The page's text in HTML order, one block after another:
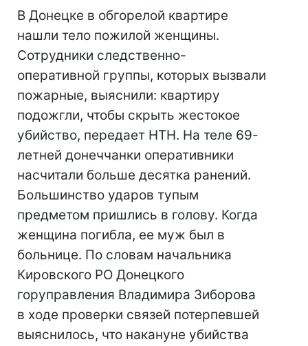
В Донецке в обгорелой квартире
нашли тело пожилой женщины.
Сотрудники следственно-
оперативной группы, которых вызвали
пожарные, выяснили: квартиру
подожгли, чтобы скрыть жестокое
убийство, передает НТН. На теле 69-
летней донеччанки оперативники
насчитали больше десятка ранений.
Большинство ударов тупым
предметом пришлись в голову. Когда
женщина погибла, ее муж был в
больнице. По словам начальника
Кировского РО Донецкого
горуправления Владимира Зиборова
в ходе проверки связей потерпевшей
выяснилось, что накануне убийства